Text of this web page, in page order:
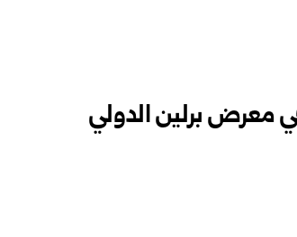
في معرض برلين الدولي